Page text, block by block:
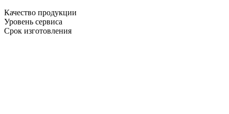
Качество продукции
Уровень сервиса
Срок изготовления